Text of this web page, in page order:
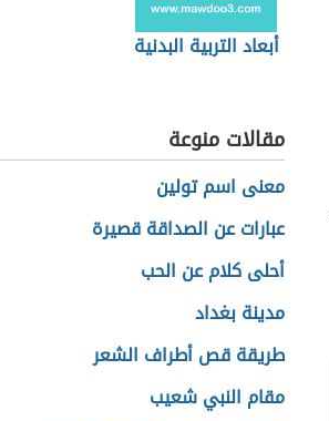
أبعاد التربية البدنية
مقالات منوعة
معنى اسم تولين
عبارات عن الصداقة قصيرة
أحلى كلام عن الحب
مدينة بغداد
طريقة قص أطراف الشعر
مقام النبي شعيب